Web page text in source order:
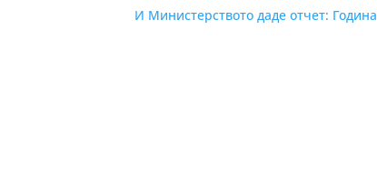
И Министерството даде отчет: